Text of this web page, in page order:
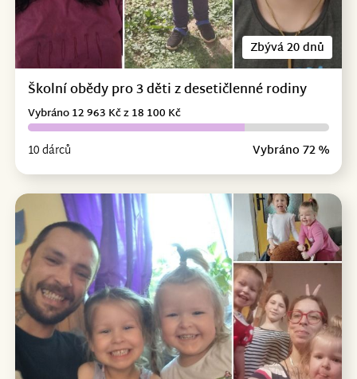
Zbývá 20 dnů
Školní obědy pro 3 děti z desetičlenné rodiny
10 dárců Vybráno 72 %
Vybráno 12 963 Kč z 18 100 Kč